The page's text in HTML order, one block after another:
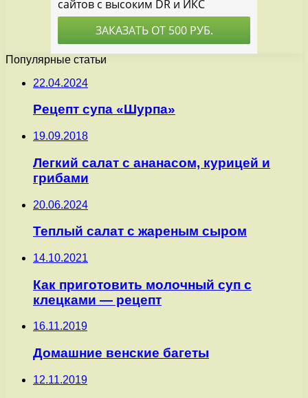
Популярные статьи
22.04.2024
Рецепт супа «Шурпа»
19.09.2018
Легкий салат с ананасом, курицей и
грибами
20.06.2024
Теплый салат с жареным сыром
14.10.2021
Как приготовить молочный суп с
клецками — рецепт
16.11.2019
Домашние венские багеты
12.11.2019